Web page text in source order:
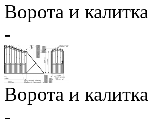
Ворота и
-
Ворота и
-